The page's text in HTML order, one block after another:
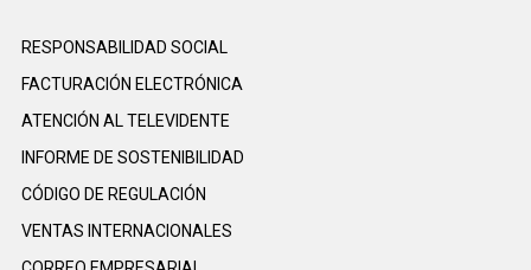
RESPONSABILIDAD SOCIAL
FACTURACIÓN ELECTRÓNICA
ATENCIÓN AL TELEVIDENTE
INFORME DE SOSTENIBILIDAD
CÓDIGO DE REGULACIÓN
VENTAS INTERNACIONALES